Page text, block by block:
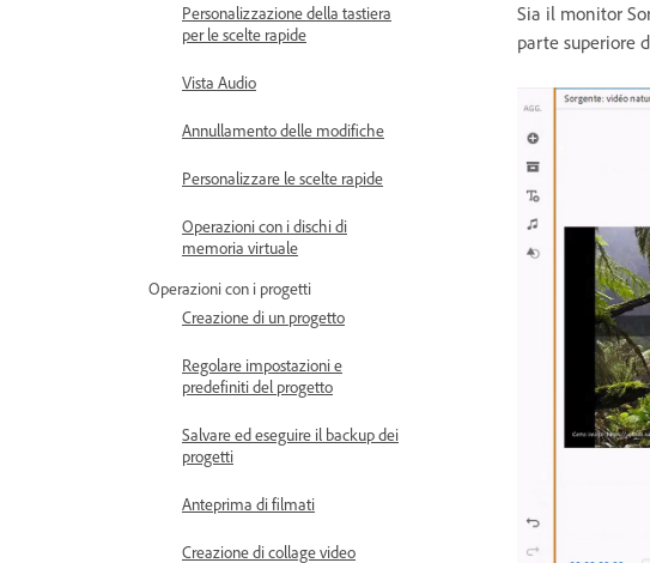
Personalizzazione della tastiera
per le scelte rapide
Vista Audio
Annullamento delle modifiche
Personalizzare le scelte rapide
Operazioni con i dischi di
memoria virtuale
Operazioni con i progetti
Creazione di un progetto
Regolare impostazioni e
predefiniti del progetto
Salvare ed eseguire il backup dei
progetti
Anteprima di filmati
Creazione di collage video
Sia il monitor
parte superiore